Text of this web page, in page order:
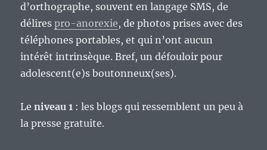
d’orthographe, souvent en langage SMS, de
délirespro-anorexie, de photos prises avec des
téléphones portables, et qui n’ont aucun
intérêt intrinsèque. Bref, un défouloir pour
adolescent(e)s boutonneux(ses).
Leniveau 1 : les blogs qui ressemblent un peu à
la presse gratuite.